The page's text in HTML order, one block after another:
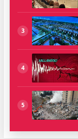
3
4
5